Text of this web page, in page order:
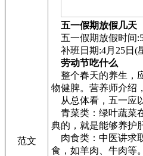
范文
五一假期放假几天
五一假期放假时间:5
补班日期:4月25日(
劳动节吃什么
整个春天的养生，
物健脾。营养师介绍
从总体看，五一应
青菜类：绿叶蔬菜
典的，就是能够养护
肉食类：中医讲求
食，如羊肉、牛肉等。